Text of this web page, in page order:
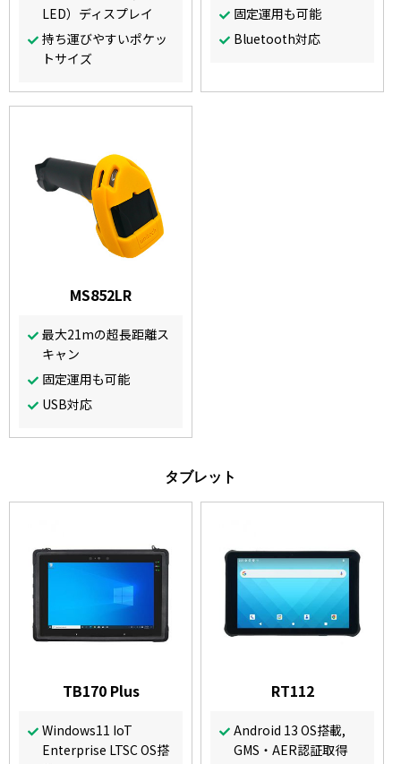
LED）ディスプレイ
持ち運びやすいポケッ
トサイズ
固定運用も可能
Bluetooth対応
MS852LR
最大21mの超長距離ス
キャン
固定運用も可能
USB対応
タブレット
TB170 Plus
Windows11 IoT
Enterprise LTSC OS搭
RT112
Android 13 OS搭載,
GMS・AER認証取得